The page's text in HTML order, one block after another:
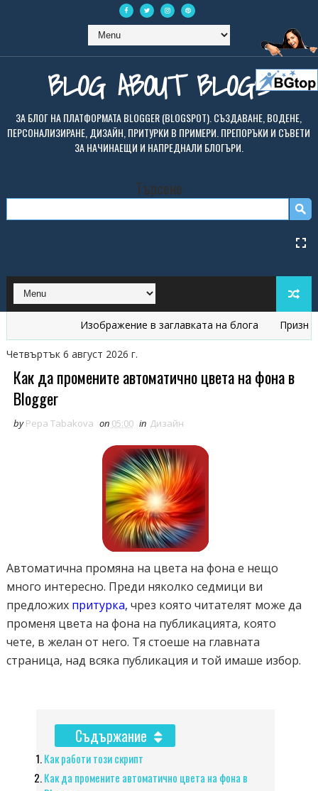
BLOG ABOUT BLOGS
ЗА БЛОГ НА ПЛАТФОРМАТА BLOGGER (BLOGSPOT). СЪЗДАВАНЕ, ВОДЕНЕ,
ПЕРСОНАЛИЗИРАНЕ, ДИЗАЙН, ПРИТУРКИ В ПРИМЕРИ. ПРЕПОРЪКИ И СЪВЕТИ
ЗА НАЧИНАЕЩИ И НАПРЕДНАЛИ БЛОГЪРИ.
Търсене
Изображение в заглавката на блога Признаци,
Четвъртък 6 август 2026 г.
Как да промените автоматично цвета на фона в
Blogger
by Pepa Tabakova on 05:00 in Дизайн
Автоматична промяна на цвета на фона е нещо
много интересно. Преди няколко седмици ви
предложих притурка, чрез която читателят може да
променя цвета на фона на публикацията, която
чете, в желан от него. Тя стоеше на главната
страница, над всяка публикация и той имаше избор.
Съдържание
Как работи този скрипт
Как да промените автоматично цвета на фона в